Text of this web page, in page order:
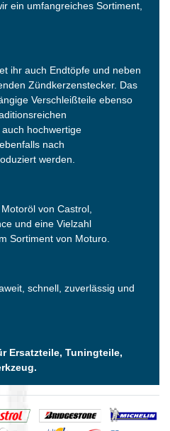
ein umfangreiches Sortiment,
ihr auch Endtöpfe und neben
Zündkerzenstecker. Das
Verschleißteile ebenso
hochwertige
nach
werden.
von Castrol,
und eine Vielzahl
Sortiment von Moturo.
schnell, zuverlässig und
Ersatzteile, Tuningteile,